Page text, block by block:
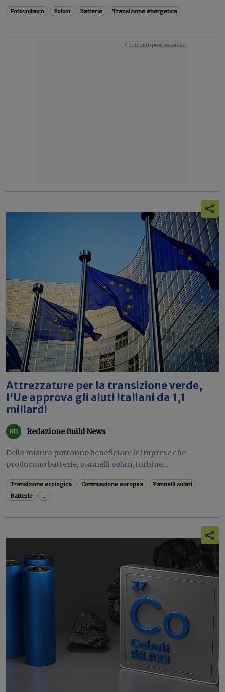
Fotovoltaico Eolico Batterie Transizione energetica
Attrezzature per la transizione verde,
l'Ue approva gli aiuti italiani da 1,1
miliardi
Redazione Build News
Della misura potranno beneficiare le imprese che
producono batterie, pannelli solari, turbine...
Transizione ecologica Commissione europea
Pannelli solari
Batterie
...